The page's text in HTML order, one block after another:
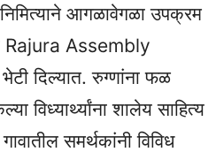
निमित्याने आगळावेगळा उपक्रम
Rajura Assembly
भेटी दिल्यात. रुग्णांना फळ
विध्यार्थ्यांना शालेय साहित्य
समर्थकांनी विविध